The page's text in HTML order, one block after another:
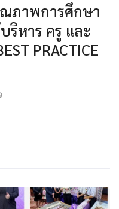
ภาพการศึกษา
ริหาร ครู และ
PRACTICE